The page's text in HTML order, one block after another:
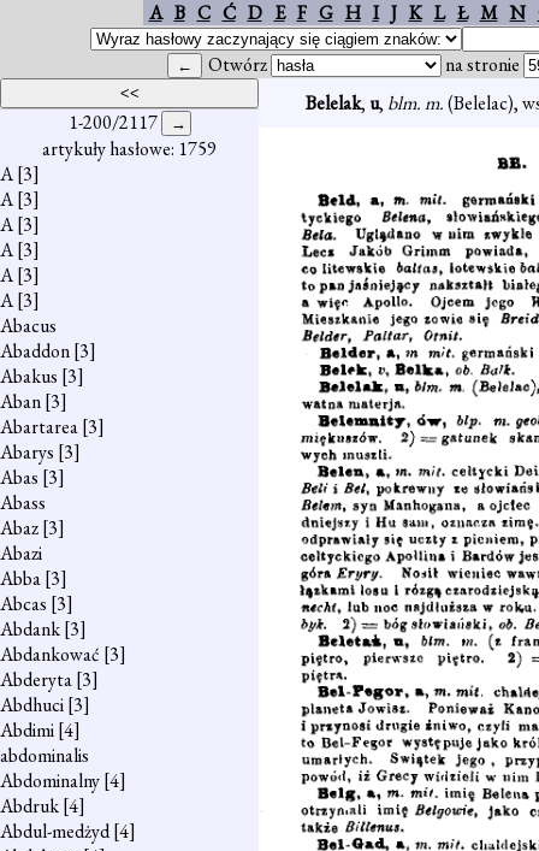
A B C Ć D E F G H I J K L Ł M N
Otwórz na stronie
1-200/2117
artykuły hasłowe: 1759
A[3]
A[3]
A[3]
A[3]
A[3]
A[3]
Abacus
Abaddon[3]
Abakus [3]
Aban[3]
Abartarea[3]
Abarys [3]
Abas [3]
Abass
Abaz[3]
Abazi
Abba[3]
Abcas [3]
Abdank[3]
Abdankować [3]
Abderyta[3]
Abdhuci[3]
Abdimi[4]
abdominalis
Abdominalny[4]
Abdruk[4]
Abdul-medżyd[4]
Belelak, u, blm. m.(Belelac),